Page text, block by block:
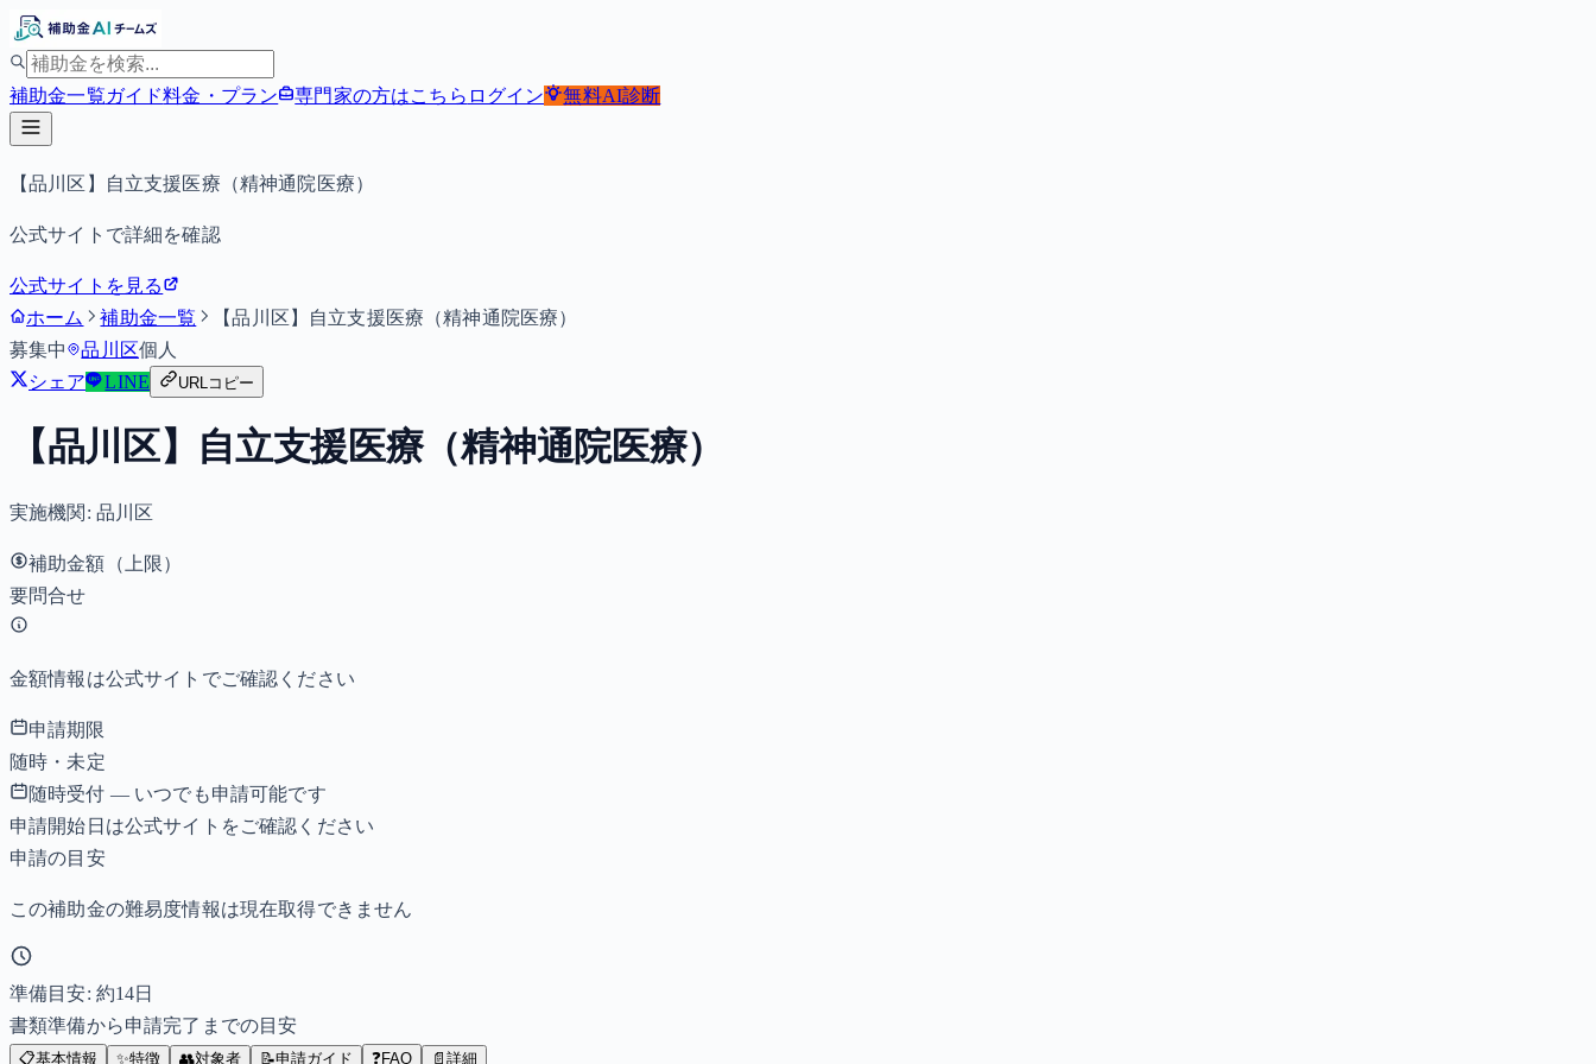
補助金一覧ガイド料金・プラン 専門家の方はこちら ログイン 無料AI診断
【品川区】自立支援医療（精神通院医療）
公式サイトで詳細を確認
公式サイトを見る
ホーム
補助金一覧
【品川区】自立支援医療（精神通院医療）
募集中
品川区個人
シェア
LINE URLコピー
【品川区】自立支援医療（精神通院医療）
実施機関: 品川区
補助金額（上限）
要問合せ
金額情報は公式サイトでご確認ください
申請期限
随時・未定
随時受付 — いつでも申請可能です
申請開始日は公式サイトをご確認ください
申請の目安
この補助金の難易度情報は現在取得できません
準備目安: 約14日
書類準備から申請完了までの目安
📋基本情報 ✨特徴 👥対象者 📝申請ガイド ❓FAQ 📄 詳細